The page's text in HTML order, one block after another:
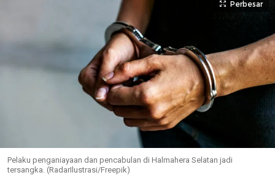
Perbesar
Pelaku penganiayaan dan pencabulan di Halmahera Selatan jadi
tersangka. (RadarIlustrasi/Freepik)